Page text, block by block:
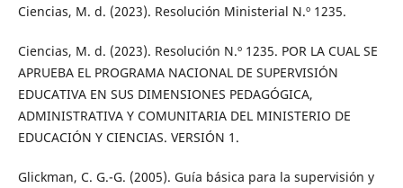
Ciencias, M. d. (2023). Resolución Ministerial N.º 1235.
Ciencias, M. d. (2023). Resolución N.º 1235. POR LA CUAL SE
APRUEBA EL PROGRAMA NACIONAL DE SUPERVISIÓN
EDUCATIVA EN SUS DIMENSIONES PEDAGÓGICA,
ADMINISTRATIVA Y COMUNITARIA DEL MINISTERIO DE
EDUCACIÓN Y CIENCIAS. VERSIÓN 1.
Glickman, C. G.-G. (2005). Guía básica para la supervisión y